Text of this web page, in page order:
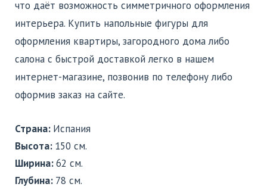
что даёт возможность симметричного оформления
интерьера. Купить напольные фигуры для
оформления квартиры, загородного дома либо
салона с быстрой доставкой легко в нашем
интернет-магазине, позвонив по телефону либо
оформив заказ на сайте.
Страна: Испания
Высота: 150 см.
Ширина:62 см.
Глубина: 78 см.